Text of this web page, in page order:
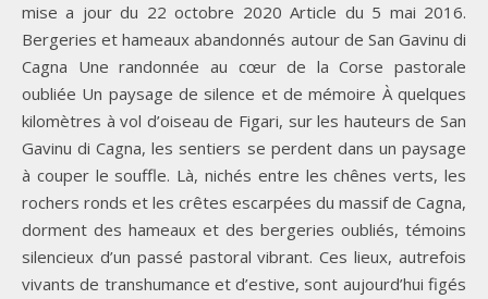
mise a jour du 22 octobre 2020 Article du 5 mai 2016.
Bergeries et hameaux abandonnés autour de San Gavinu di
Cagna Une randonnée au cœur de la Corse pastorale
oubliée Un paysage de silence et de mémoire À quelques
kilomètres à vol d’oiseau de Figari, sur les hauteurs de San
Gavinu di Cagna, les sentiers se perdent dans un paysage
à couper le souffle. Là, nichés entre les chênes verts, les
rochers ronds et les crêtes escarpées du massif de Cagna,
dorment des hameaux et des bergeries oubliés, témoins
silencieux d’un passé pastoral vibrant. Ces lieux, autrefois
vivants de transhumance et d’estive, sont aujourd’hui figés